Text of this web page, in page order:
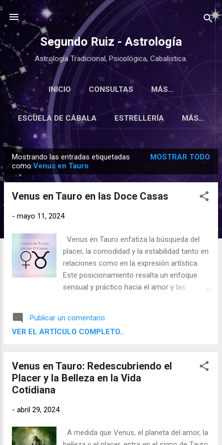
Ir al contenido principal
Segundo Ruiz - Astrología
Astrología Tradicional, Psicológica, Cabalistica.
INICIO CONSULTAS MÁS…
ESCUELA DE CÁBALA ESTRELLERÍA MÁS…
n
Mostrando las entradas etiquetadas
comoVenus en Tauro
MOSTRAR TODO
Venus en Tauro en las Doce Casas
- mayo 11, 2024
Venus en Tauro enfatiza la búsqueda del
placer, la comodidad y la estabilidad tanto en
relaciones como en la expresión artística.
Este posicionamiento resalta un enfoque
sensual y práctico hacia el amor y las
Tauro se manifiesta a través de las doce
casas, considerando tanto los aspectos
Publicar un comentario
VER EL ARTÍCULO COMPLETO..
Venus en Tauro: Redescubriendo el
Placer y la Belleza en la Vida
Cotidiana
- abril 29, 2024
A medida que Venus, el planeta del amor, la